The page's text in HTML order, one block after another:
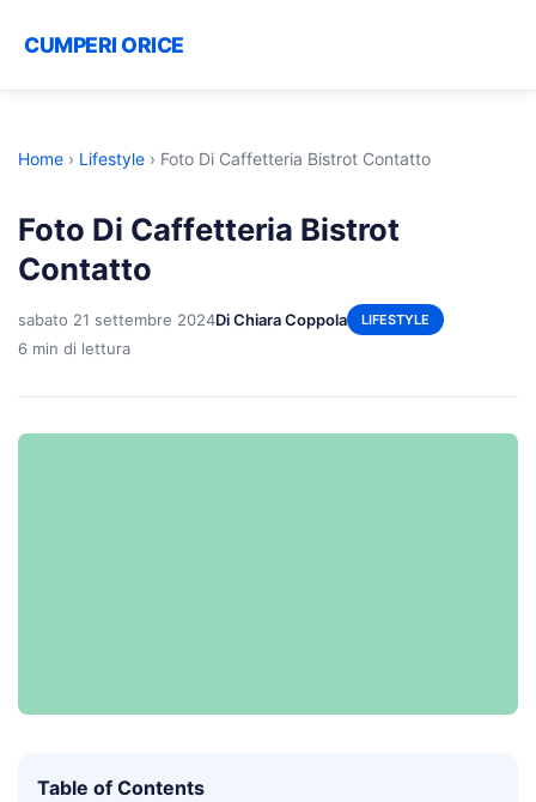
CUMPERI ORICE
Home › Lifestyle › Foto Di Caffetteria Bistrot Contatto
Foto Di Caffetteria Bistrot
Contatto
sabato 21 settembre 2024Di Chiara Coppola LIFESTYLE
6 min di lettura
Table of Contents